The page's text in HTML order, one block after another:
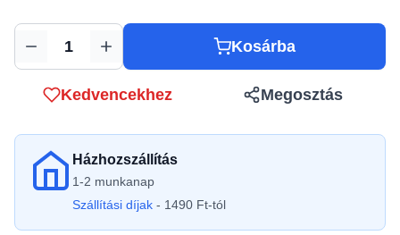
Mennyiség Kosárba
Kedvencekhez Megosztás
Házhozszállítás
1-2 munkanap
Szállítási díjak - 1490 Ft-tól